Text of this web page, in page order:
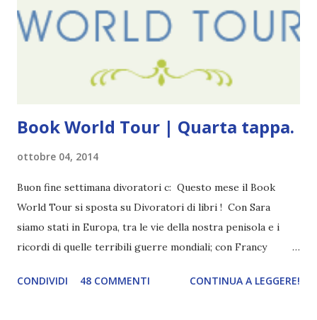
mio ragazzo ed è come quei film dell'orrore che guardi
coprendoti gli occhi. È bellissimo, forte, e assolutamente
visto, l'ho sentito. Le cose che ha fatto, i misfatti ch...
Book World Tour | Quarta tappa.
ottobre 04, 2014
Buon fine settimana divoratori c: Questo mese il Book
World Tour si sposta su Divoratori di libri ! Con Sara
siamo stati in Europa, tra le vie della nostra penisola e i
ricordi di quelle terribili guerre mondiali; con Francy
abbiamo vagato nella savana. Ora preparate le valigie che si
CONDIVIDI 48 COMMENTI CONTINUA A LEGGERE!